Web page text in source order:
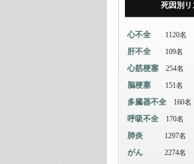
死因別リ
心不全 1120名
肝不全 109名
心筋梗塞 254名
脳梗塞 151名
多臓器不全 160名
呼吸不全 170名
肺炎 1297名
がん 2274名